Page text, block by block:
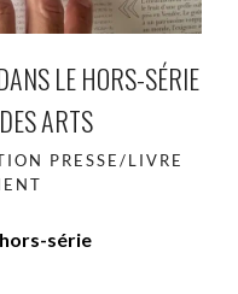
LE HORS-SÉRIE
ARTS
PRESSE/LIVRE
hors-série